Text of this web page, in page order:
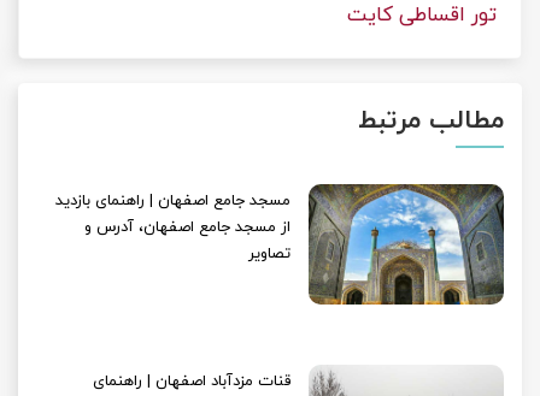
تور اقساطی کایت
مطالب مرتبط
مسجد جامع اصفهان | راهنمای بازدید
از مسجد جامع اصفهان، آدرس و
تصاویر
قنات مزدآباد اصفهان | راهنمای